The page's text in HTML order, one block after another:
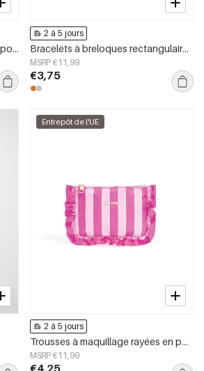
Colliers longs en acrylique, motif poisson, collection Daily Simple, bijoux pour femmes
2 à 5 jours
Bracelets à breloques rectangulaires en acier inoxydable, collection Simple Daily Simple, bijoux pour femmes
MSRP €11,99
€3,75
Entrepôt de l'UE
2 à 5 jours
Trousses à maquillage rayées en polyester simple, accessoires du quotidien
MSRP €11,99
€4,25